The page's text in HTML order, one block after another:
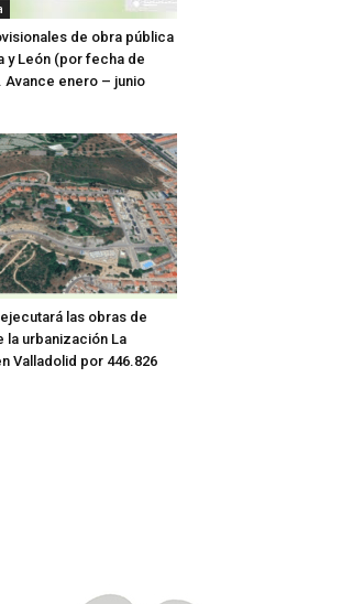
de obra pública
y León (por fecha de
Avance enero – junio
las obras de
la urbanización La
Valladolid por 446.826